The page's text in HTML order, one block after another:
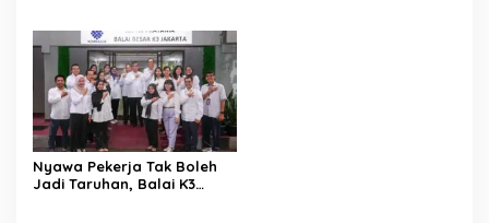
Nyawa Pekerja Tak Boleh
Jadi Taruhan, Balai K3